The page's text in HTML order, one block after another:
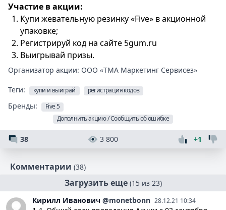
Участие в акции:
Купи жевательную резинку «Five» в акционной
упаковке;
Регистрируй код на сайте 5gum.ru
Выигрывай призы.
Организатор акции: ООО «ТМА Маркетинг Сервисез»
Теги: купи и выиграй регистрация кодов
Бренды:
Five 5
Дополнить акцию / Сообщить об ошибке
38 3 800 +1
Комментарии (38)
Загрузить еще (15 из 23)
Кирилл Иванович @monetbonn 28.12.21 10:34